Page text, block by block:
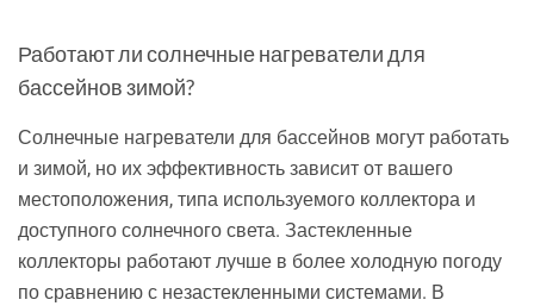
Работают ли солнечные нагреватели для
бассейнов зимой?
Солнечные нагреватели для бассейнов могут работать
и зимой, но их эффективность зависит от вашего
местоположения, типа используемого коллектора и
доступного солнечного света. Застекленные
коллекторы работают лучше в более холодную погоду
по сравнению с незастекленными системами. В